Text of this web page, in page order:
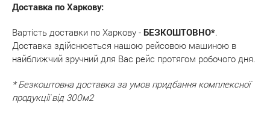
Доставка по Харкову:
Вартість доставки по Харкову - БЕЗКОШТОВНО*.
Доставка здійснюється нашою рейсовою машиною в
найближчий зручний для Вас рейс протягом робочого дня.
* Безкоштовна доставка за умов придбання комплексної
продукції від 300м2